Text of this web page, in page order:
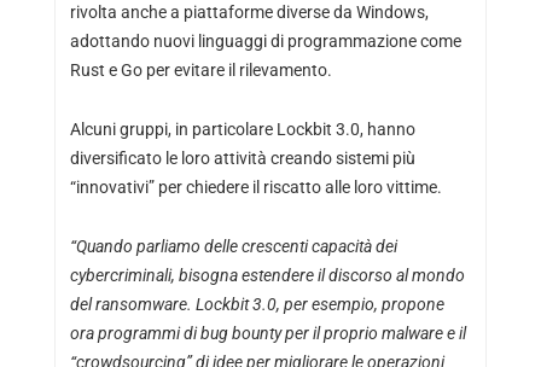
rivolta anche a piattaforme diverse da Windows,
adottando nuovi linguaggi di programmazione come
Rust e Go per evitare il rilevamento.
Alcuni gruppi, in particolare Lockbit 3.0, hanno
diversificato le loro attività creando sistemi più
“innovativi” per chiedere il riscatto alle loro vittime.
“Quando parliamo delle crescenti capacità dei
cybercriminali, bisogna estendere il discorso al mondo
del ransomware. Lockbit 3.0, per esempio, propone
ora programmi di bug bounty per il proprio malware e il
“crowdsourcing” di idee per migliorare le operazioni